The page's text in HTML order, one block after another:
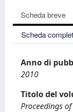
Scheda breve
Scheda
Anno di
2010
Titolo del
Proceedings